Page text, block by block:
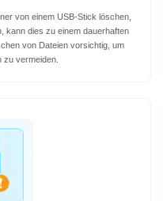
von einem USB-Stick löschen,
kann dies zu einem dauerhaften
von Dateien vorsichtig, um
zu vermeiden.